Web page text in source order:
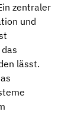
zentraler
und
lässt.